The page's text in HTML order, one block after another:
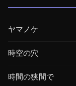
ヤマノケ
時空の穴
時間の狭間で